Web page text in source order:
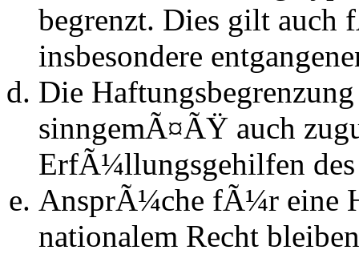
begrenzt. Dies gilt auch
insbesondere
Die
sinngemÃ¤ÃŸ auch
ErfÃ¼llungsgehilfen des
AnsprÃ¼che fÃ¼r eine
nationalem Recht